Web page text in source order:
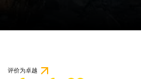
评价为卓越